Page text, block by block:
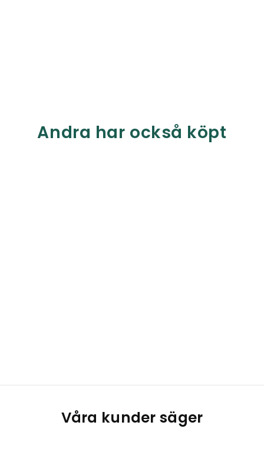
Andra har också köpt
Våra kunder säger